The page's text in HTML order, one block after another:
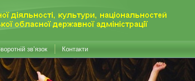
зв’язок Контакти